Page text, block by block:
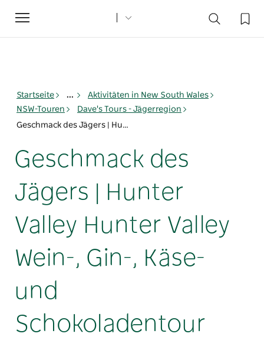
Toggle
navigation
Startseite ...
Aktivitäten in New South Wales
NSW-Touren
Dave's Tours - Jägerregion
Geschmack des Jägers | Hunter Valley Hunter Valley Wein-, Gin-, Käse- und Schokoladentour vom Hunter
Geschmack des
Jägers | Hunter
Valley Hunter Valley
Wein-, Gin-, Käse-
und
Schokoladentour